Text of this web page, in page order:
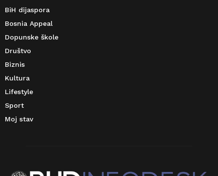
BiH dijaspora
Bosnia Appeal
Dopunske škole
Društvo
Biznis
Kultura
Lifestyle
Sport
Moj stav